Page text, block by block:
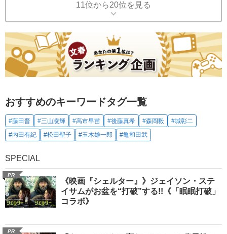
11位から20位を見る
おすすめのキーワードタグ一覧
#藤田晋 #三山凌輝 #高市早苗 #後藤真希 #森岡毅
#城彰二
#内田有紀
#松田聖子 #玉木雄一郎 #亀和田武
SPECIAL
PR
《映画『シェルター』》ジェイソン・ステ
イサムがお盆を“打破”する!!《「眠眠打破」
コラボ》
PR